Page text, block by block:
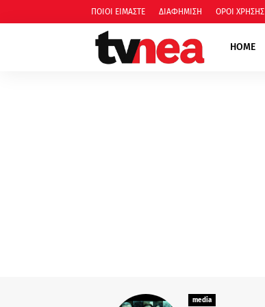
ΠΟΙΟΙ ΕΙΜΑΣΤΕ ΔΙΑΦΗΜΙΣΗ ΟΡΟΙ ΧΡΗΣΗΣ
HOME